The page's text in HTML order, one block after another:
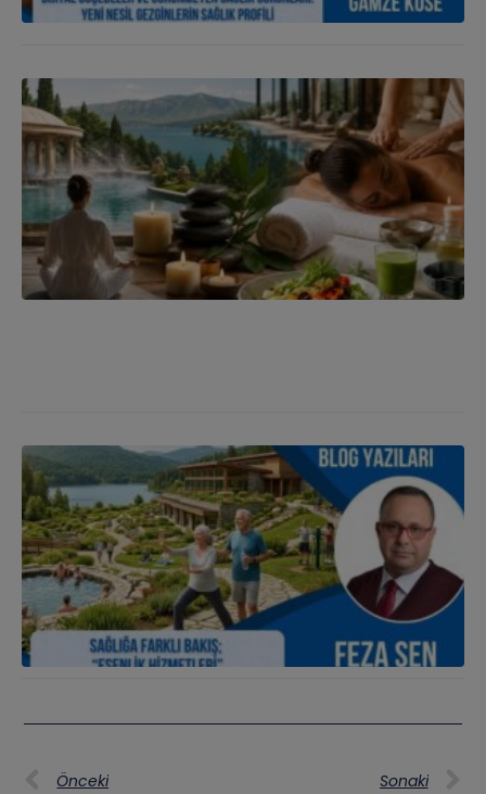
Önceki Sonaki